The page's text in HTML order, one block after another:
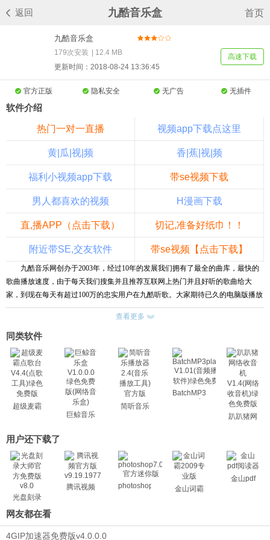
返回 九酷音乐盒 首页
高速下载
九酷音乐盒
1.5.1503.103 官方版
179次安装
12.4 MB
更新时间：2018-08-24 13:36:45
官方正版 隐私安全 无广告 无插件
软件介绍
热门一对一直播 视频app下载点这里
黄|瓜|视|频 香|蕉|视|频
福利小视频app下载 带se视频下载
男人都喜欢的视频 H漫画下载
直,播APP（点击下载） 切记,准备好纸巾！！
附近带SE,交友软件 带se视频【点击下载】
九酷音乐网创办于2003年，经过10年的发展我们拥有了最全的曲库，最快的
歌曲播放速度，由于每天我们搜集并且推荐互联网上热门并且好听的歌曲给大
家，到现在每天有超过100万的忠实用户在九酷听歌。大家期待已久的电脑版播放
器已经推出，欢迎大家下载使用。
首歌曲，每日更新，找歌、听歌一步到位整合了互联网五十万首歌
曲，每周更新超过
从此找歌不用愁。权威性的音乐榜单，让你随时紧跟音乐潮流。方便高速的下载
服务，让你瞬间即可领略美妙的歌曲。
2.一点即播，无需等待应用多资源超线程技术，令歌曲一点即播，无需等
待。
3.
歌词秀，歌词实时同步像卡拉 OK一样欣赏同步歌词，全自动，无需手动下
载。拥有强大而完善的同步歌词功能；在播放歌曲的同时可以自动连接到音乐听
4.人性化的界面和传统的播放器没有太大差别，新手也能轻易熟练使用。
5.纯绿色的软件5.纯绿色的软件纯免费，纯绿色，免安装，无插件，不修改
系统。
6.高质量音频输出内建音频
频带音效均衡调节，支持超重低音与
高音增强，尽情聆听美妙音乐。
查看更多
同类软件
超级麦霸
工具)绿色
巨鲸音乐
版(网络音
乐盒)
简听音乐
BatchMP3player
趴趴猪网
色免费版
用户还下载了
光盘刻录
大师
腾讯视频 photoshop7.0 金山词霸
金山pdf
网友都在看
4GIP加速器免费版v4.0.0.0